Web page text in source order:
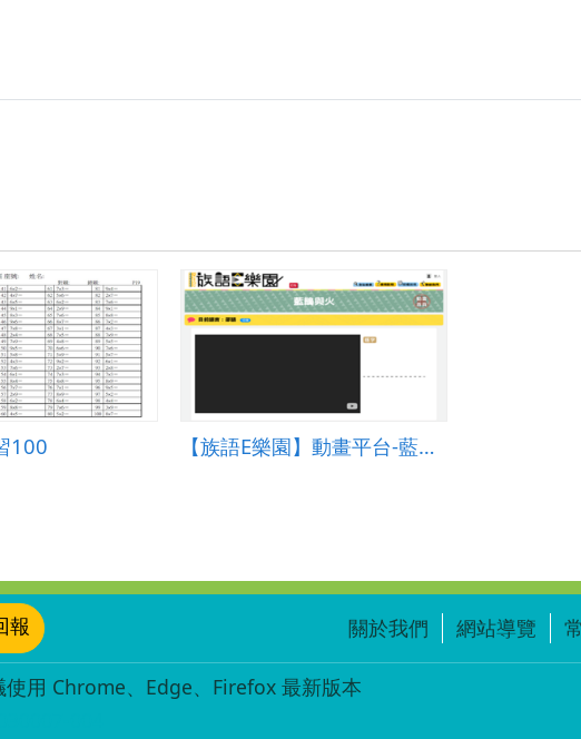
100 【族語E樂園】動畫平台-藍鵲與火
報 關於我們 網站導覽
用 Chrome、Edge、Firefox 最新版本